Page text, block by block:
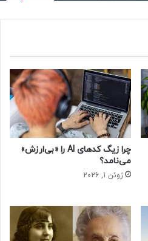
بوده است، می‌گوید ما چند
میکروبی تکامل یافته‌ایم.
سیانوباکتری‌هایی به وجود آمده
پیش فتوسنتز کردند. حتی امروزه
که تنفس می‌کنیم از منابع
حتی توانایی گیاهان برای
ناشی می‌شود که ما آن را
چرا زیگ کدهای AI را «بی‌ارزش»
می‌نامد؟
ژوئن 1, 2026